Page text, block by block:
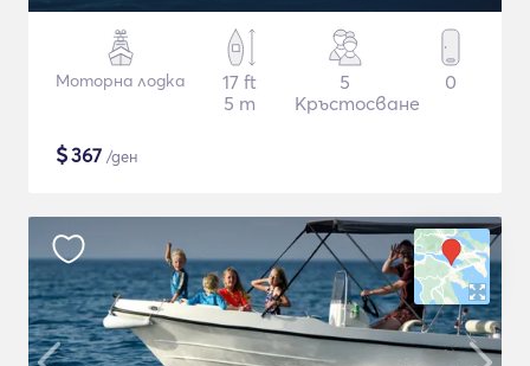
Моторна лодка
17 ft
5 m
5
Кръстосване
0
$367 /ден